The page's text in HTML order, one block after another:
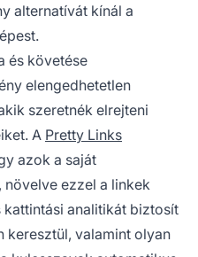
alternatívát kínál a
és követése
elengedhetetlen
szeretnék elrejteni
A Pretty Links
azok a saját
ezzel a linkek
kattintási analitikát biztosít
keresztül, valamint olyan